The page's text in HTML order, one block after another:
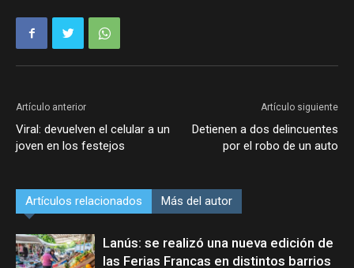
Artículo anterior
Viral: devuelven el celular a un
joven en los festejos
Artículo siguiente
Detienen a dos delincuentes
por el robo de un auto
Artículos relacionados Más del autor
Lanús: se realizó una nueva edición de
las Ferias Francas en distintos barrios